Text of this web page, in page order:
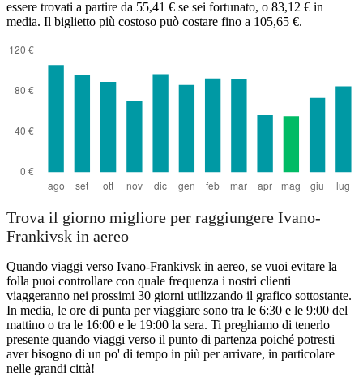
essere trovati a partire da 55,41 € se sei fortunato, o 83,12 € in
media. Il biglietto più costoso può costare fino a 105,65 €.
Trova il giorno migliore per raggiungere Ivano-
Frankivsk in aereo
Quando viaggi verso Ivano-Frankivsk in aereo, se vuoi evitare la
folla puoi controllare con quale frequenza i nostri clienti
viaggeranno nei prossimi 30 giorni utilizzando il grafico sottostante.
In media, le ore di punta per viaggiare sono tra le 6:30 e le 9:00 del
mattino o tra le 16:00 e le 19:00 la sera. Ti preghiamo di tenerlo
presente quando viaggi verso il punto di partenza poiché potresti
aver bisogno di un po' di tempo in più per arrivare, in particolare
nelle grandi città!